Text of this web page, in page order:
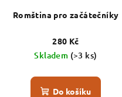
Romština pro začátečníky
280 Kč
Skladem (>3 ks)
Do košíku